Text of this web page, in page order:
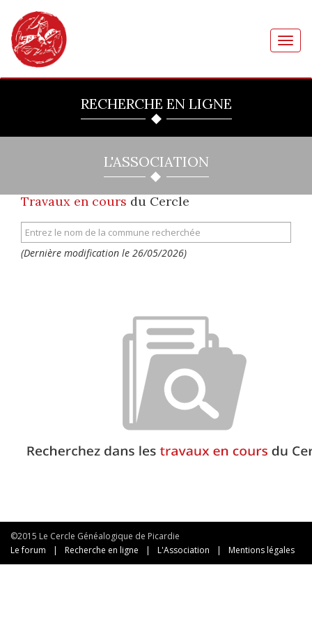
RECHERCHE EN LIGNE
L'ASSOCIATION
Travaux en cours du Cercle
(Dernière modification le 26/05/2026)
©2015 Le Cercle Généalogique de Picardie
Le forum
| Recherche en ligne | L'Association | Mentions légales